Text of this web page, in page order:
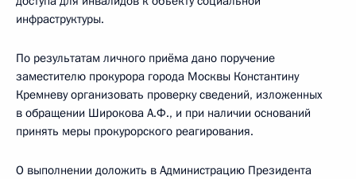
инфраструктуры.
По результатам личного приёма дано поручение
заместителю прокурора города Москвы Константину
Кремневу организовать проверку сведений, изложенных
в обращении Широкова А.Ф., и при наличии оснований
принять меры прокурорского реагирования.
О выполнении доложить в Администрацию Президента